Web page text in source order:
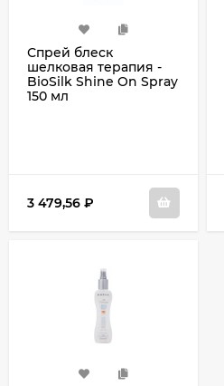
Спрей блеск
шелковая терапия -
BioSilk Shine On Spray
150 мл
3 479,56 ₽